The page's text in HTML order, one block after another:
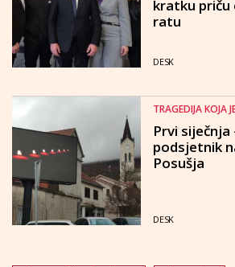
kratku
ratu
DESK
TRAGEDIJA KOJA
Prvi siječnja
podsjetnik
Posušja
DESK